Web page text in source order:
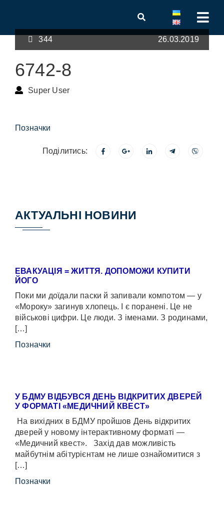
344 26.03.2019
6742-8
Super User
Позначки
Поділитись:
АКТУАЛЬНІ НОВИНИ
ЕВАКУАЦІЯ = ЖИТТЯ. ДОПОМОЖИ КУПИТИ
ЙОГО
Поки ми доїдали паски й запивали компотом — у
«Мороку» загинув хлопець. І є поранені. Це не
військові цифри. Це люди. З іменами. З родинами,
[…]
Позначки
У БДМУ ВІДБУВСЯ ДЕНЬ ВІДКРИТИХ ДВЕРЕЙ
У ФОРМАТІ «МЕДИЧНИЙ КВЕСТ»
На вихідних в БДМУ пройшов День відкритих
дверей у новому інтерактивному форматі —
«Медичний квест». Захід дав можливість
майбутнім абітурієнтам не лише ознайомитися з
[…]
Позначки